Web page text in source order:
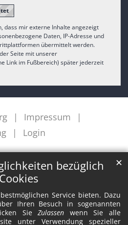
bezüglich
Cookies
Service bieten. Dazu
Ihren Besuch in sogenannten
SieZulassen wenn Sie alle
unter Verwendung spezieller
✕
dass mir externe Inhalte angezeigt
Daten, IP-Adresse und
übermittelt werden.
Seite mit unserer
Link im Fußbereich) später jederzeit
Impressum
Login